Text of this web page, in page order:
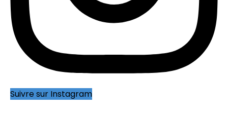
Suivre sur Instagram